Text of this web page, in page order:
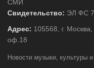
СМИ
Свидетельство: ЭЛ ФС
Адрес: 105568, г.
оф.18
Новости музыки, культуры